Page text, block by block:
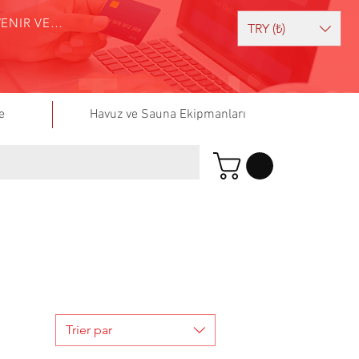
DEVENIR VENDEUR TRY (₺)
Havuz ve Sauna Ekipmanları
Trier par